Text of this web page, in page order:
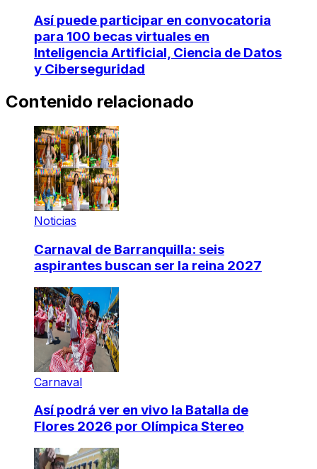
Así puede participar en convocatoria
para 100 becas virtuales en
Inteligencia Artificial, Ciencia de Datos
y Ciberseguridad
Contenido relacionado
Noticias
Carnaval de Barranquilla: seis
aspirantes buscan ser la reina 2027
Carnaval
Así podrá ver en vivo la Batalla de
Flores 2026 por Olímpica Stereo